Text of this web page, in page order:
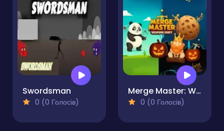
Swordsman
0 (0 Голосів)
Merge Master: Weapons Craft
0 (0 Голосів)